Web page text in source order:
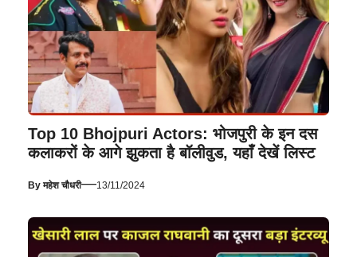
Top 10 Bhojpuri Actors: भोजपुरी के इन दस
कलाकरों के आगे झुकता है बॉलीवुड, यहाँ देखें लिस्ट
Byमहेश चौधरी—13/11/2024